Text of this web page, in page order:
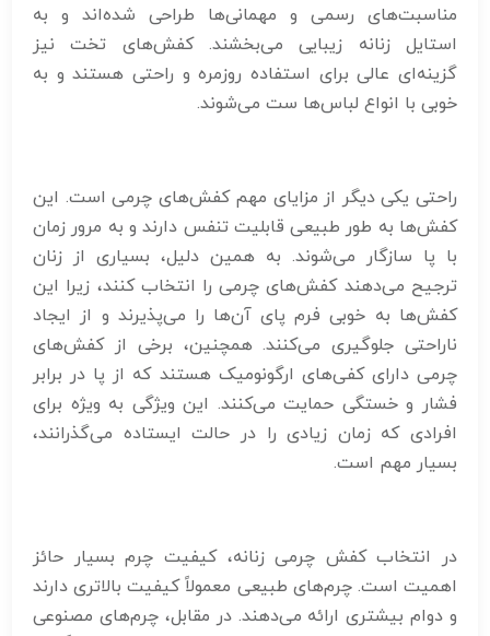
مناسبت‌های رسمی و مهمانی‌ها طراحی شده‌اند و به
استایل زنانه زیبایی می‌بخشند. کفش‌های تخت نیز
گزینه‌ای عالی برای استفاده روزمره و راحتی هستند و به
خوبی با انواع لباس‌ها ست می‌شوند.
راحتی یکی دیگر از مزایای مهم کفش‌های چرمی است. این
کفش‌ها به طور طبیعی قابلیت تنفس دارند و به مرور زمان
با پا سازگار می‌شوند. به همین دلیل، بسیاری از زنان
ترجیح می‌دهند کفش‌های چرمی را انتخاب کنند، زیرا این
کفش‌ها به خوبی فرم پای آن‌ها را می‌پذیرند و از ایجاد
ناراحتی جلوگیری می‌کنند. همچنین، برخی از کفش‌های
چرمی دارای کفی‌های ارگونومیک هستند که از پا در برابر
فشار و خستگی حمایت می‌کنند. این ویژگی به ویژه برای
افرادی که زمان زیادی را در حالت ایستاده می‌گذرانند،
بسیار مهم است.
در انتخاب کفش چرمی زنانه، کیفیت چرم بسیار حائز
اهمیت است. چرم‌های طبیعی معمولاً کیفیت بالاتری دارند
و دوام بیشتری ارائه می‌دهند. در مقابل، چرم‌های مصنوعی